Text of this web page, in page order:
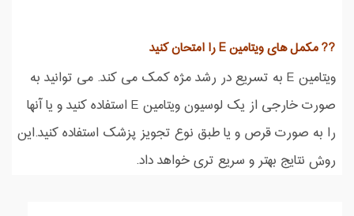
?? مکمل های ویتامین E را امتحان کنید
ویتامین E به تسریع در رشد مژه کمک می کند. می توانید به
صورت خارجی از یک لوسیون ویتامین E استفاده کنید و یا آنها
را به صورت قرص و یا طبق نوع تجویز پزشک استفاده کنید.این
روش نتایج بهتر و سریع تری خواهد داد.